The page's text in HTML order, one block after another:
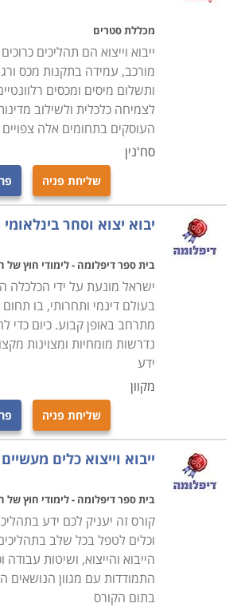
מקווים שהצלחנו בכך, אך אם בכל אופן
את קורס סחר בינלאומי באזור הדרום ,
להתקשר ליועצות הלימודים המיומנות
עבורכם עוד הזדמנויות אטרקטיביות
מכללת סטרים
ייבוא וייצוא הם תהליכים
מורכב, עמידה בתקנות מכס
ותשלום מיסים ומכסים
לצמיחה כלכלית ולשילוב
העוסקים בתחומים אלה צפויים
סח'נין
שליחת פניה
יבוא יצוא וסחר בינלאומי
בית ספר דיפלומה - לימודי חוץ
ישראל מונעת על ידי הכלכלה
בעולם דינמי ותחרותי, בו
מתרחב באופן קבוע. כיום כדי
נדרשות מומחיות ומצוינות
ידע
מקוון
שליחת פניה
ייבוא וייצוא כלים מעשיים
בית ספר דיפלומה - לימודי חוץ
קורס זה יעניק לכם ידע
וכלים לטפל בכל שלב
הייבוא והייצוא, ושיטות עבודה
התמודדות עם מגוון הנושאים
בתום הקורס